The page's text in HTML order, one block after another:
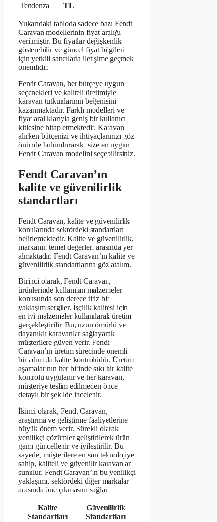
Tendenza
TL
Yukarıdaki tabloda sadece bazı Fendt
Caravan modellerinin fiyat aralığı
verilmiştir. Bu fiyatlar değişkenlik
gösterebilir ve güncel fiyat bilgileri
için yetkili satıcılarla iletişime geçmek
önemlidir.
Fendt Caravan, her bütçeye uygun
seçenekleri ve kaliteli üretimiyle
karavan tutkunlarının beğenisini
kazanmaktadır. Farklı modelleri ve
fiyat aralıklarıyla geniş bir kullanıcı
kitlesine hitap etmektedir. Karavan
alırken bütçenizi ve ihtiyaçlarınızı göz
önünde bulundurarak, size en uygun
Fendt Caravan modelini seçebilirsiniz.
Fendt Caravan’ın
kalite ve güvenilirlik
standartları
Fendt Caravan, kalite ve güvenilirlik
konularında sektördeki standartları
belirlemektedir. Kalite ve güvenilirlik,
markanın temel değerleri arasında yer
almaktadır. Fendt Caravan’ın kalite ve
güvenilirlik standartlarına göz atalım.
Birinci olarak, Fendt Caravan,
ürünlerinde kullanılan malzemeler
konusunda son derece titiz bir
yaklaşım sergiler. İşçilik kalitesi için
en iyi malzemeler kullanılarak üretim
gerçekleştirilir. Bu, uzun ömürlü ve
dayanıklı karavanlar sağlayarak
müşterilere güven verir. Fendt
Caravan’ın üretim sürecinde önemli
bir adım da kalite kontrolüdür. Üretim
aşamalarının her birinde sıkı bir kalite
kontrolü uygulanır ve her karavan,
müşteriye teslim edilmeden önce
detaylı bir şekilde incelenir.
İkinci olarak, Fendt Caravan,
araştırma ve geliştirme faaliyetlerine
büyük önem verir. Sürekli olarak
yenilikçi çözümler geliştirilerek ürün
gamı güncellenir ve iyileştirilir. Bu
sayede, müşterilere en son teknolojiye
sahip, kaliteli ve güvenilir karavanlar
sunulur. Fendt Caravan’ın bu yenilikçi
yaklaşımı, sektördeki diğer markalar
arasında öne çıkmasını sağlar.
Kalite
Standartları
Güvenilirlik
Standartları